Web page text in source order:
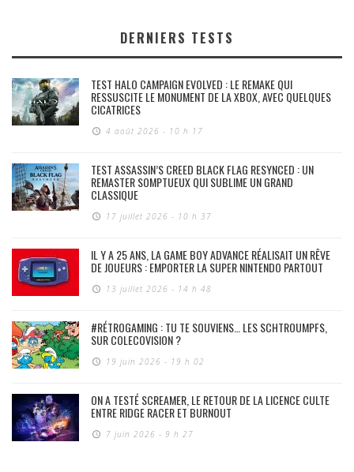
DERNIERS TESTS
TEST HALO CAMPAIGN EVOLVED : LE REMAKE QUI
RESSUSCITE LE MONUMENT DE LA XBOX, AVEC QUELQUES
CICATRICES
4 août 2026 - 10 h 17
TEST ASSASSIN’S CREED BLACK FLAG RESYNCED : UN
REMASTER SOMPTUEUX QUI SUBLIME UN GRAND
CLASSIQUE
17 juillet 2026 - 10 h 37
IL Y A 25 ANS, LA GAME BOY ADVANCE RÉALISAIT UN RÊVE
DE JOUEURS : EMPORTER LA SUPER NINTENDO PARTOUT
13 juillet 2026 - 14 h 48
#RÉTROGAMING : TU TE SOUVIENS… LES SCHTROUMPFS,
SUR COLECOVISION ?
19 juin 2026 - 19 h 02
ON A TESTÉ SCREAMER, LE RETOUR DE LA LICENCE CULTE
ENTRE RIDGE RACER ET BURNOUT
7 juin 2026 - 9 h 27